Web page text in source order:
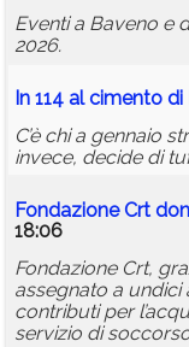
Eventi a Baveno e
2026.
In 114 al cimento
C’è chi a gennaio
invece, decide di
Fondazione Crt
18:06
Fondazione Crt,
assegnato a undici
contributi per
servizio di